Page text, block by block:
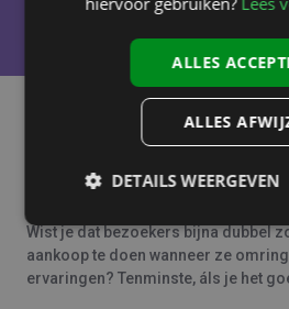
Vroeg of laat kom je in aanraking
is perfect en beoordelingen –
Wist je dat bezoekers bijna dubbel
aankoop te doen wanneer ze
ervaringen? Tenminste, áls je het
ALLES
ALLES
DETAILS WEERGEVEN